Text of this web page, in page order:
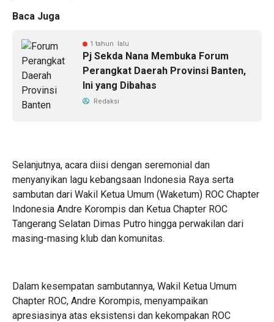
Baca Juga
1 tahun lalu
Pj Sekda Nana Membuka Forum
Perangkat Daerah Provinsi Banten,
Ini yang Dibahas
Redaksi
Selanjutnya, acara diisi dengan seremonial dan
menyanyikan lagu kebangsaan Indonesia Raya serta
sambutan dari Wakil Ketua Umum (Waketum) ROC Chapter
Indonesia Andre Korompis dan Ketua Chapter ROC
Tangerang Selatan Dimas Putro hingga perwakilan dari
masing-masing klub dan komunitas.
Dalam kesempatan sambutannya, Wakil Ketua Umum
Chapter ROC, Andre Korompis, menyampaikan
apresiasinya atas eksistensi dan kekompakan ROC